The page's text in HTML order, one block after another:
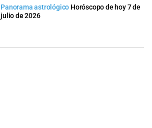
Panorama astrológico Horóscopo de hoy 7 de
julio de 2026